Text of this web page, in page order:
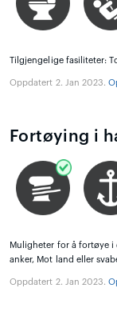
Tilgjengelige fasiliteter:
Oppdatert 2. Jan 2023.
Fortøying i
Muligheter for å fortøye i
anker, Mot land eller
Oppdatert 2. Jan 2023.